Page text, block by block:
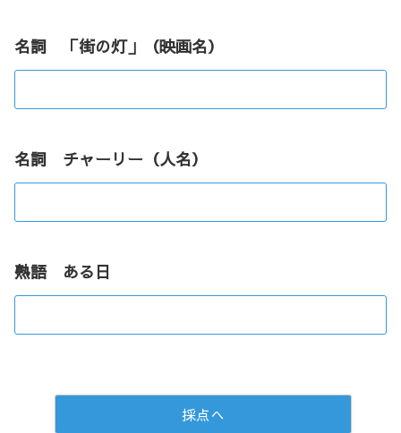
名詞 「街の灯」（映画名）
名詞 チャーリー（人名）
熟語 ある日